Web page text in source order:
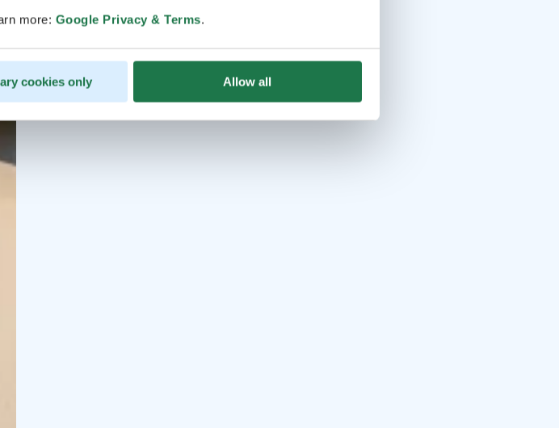
more: Google Privacy & Terms.
cookies only Allow all